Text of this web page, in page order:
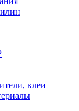
клеи